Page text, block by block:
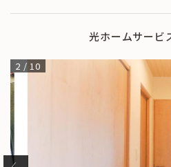
光ホームサービ
2 /10